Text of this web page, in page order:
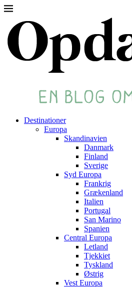
Destinationer
Europa
Skandinavien
Danmark
Finland
Sverige
Syd Europa
Frankrig
Grækenland
Italien
Portugal
San Marino
Spanien
Central Europa
Letland
Tjekkiet
Tyskland
Østrig
Vest Europa